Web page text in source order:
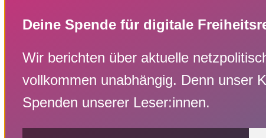
Deine Spende für digitale
Wir berichten über aktuelle
vollkommen unabhängig. Denn unser
Spenden unserer Leser:innen.